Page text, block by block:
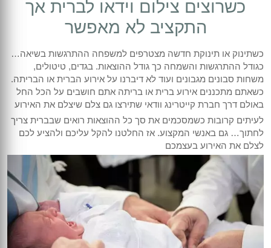
צילום בר מצווה
צילום בת מצווה מצווה
צילום החתונה
צילום אירועים קטנים
צילום חינה
צילום יום הולדת
צילומי משפחה
בוק בר מצווה
בוק בת מצווה
הפקת קליפים לאירועים
הכנת מצגות מקצועיות
צילום מוצרים
סרטי תדמית
צילום אירועי חברה
צילום כנסים והרצאות
הריון ולידה
ברית מילה ובריתה
בר/בת מצווה
צילום אירועים
חתונות וחינות
תדמית ועסקים
כשרוצים צילום וידאו לברית אך
התקציב לא מאפשר
כשתינוק או תינוקת חדשה מצטרפים למשפחה ההתרגשות בשיאה…
כגודל ההתרגשות והשמחה כך גודל ההוצאות. בגדים, טיטולים,
משחות סבונים מגבונים ועוד לא דיברנו על אירוע הברית או הבריתה.
כשאתם מתכננים אירוע ברית או בריתה אתם חושבים על הכל החל
באולם דרך חברת קייטרינג וודאי שתירצו גם צלם שיצלם את האירוע
לעיתים קרובות כשמסכמים את סך כל ההוצאות רואים שבברית צריך
לחתוך… גם באנשי המקצוע. אז החלטנו להקל עליכם ולהציע לכם
לצלם את האירוע בעצמכם